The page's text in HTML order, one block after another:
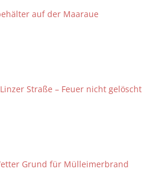
auf der Maaraue
Straße – Feuer nicht gelöscht
Grund für Mülleimerbrand